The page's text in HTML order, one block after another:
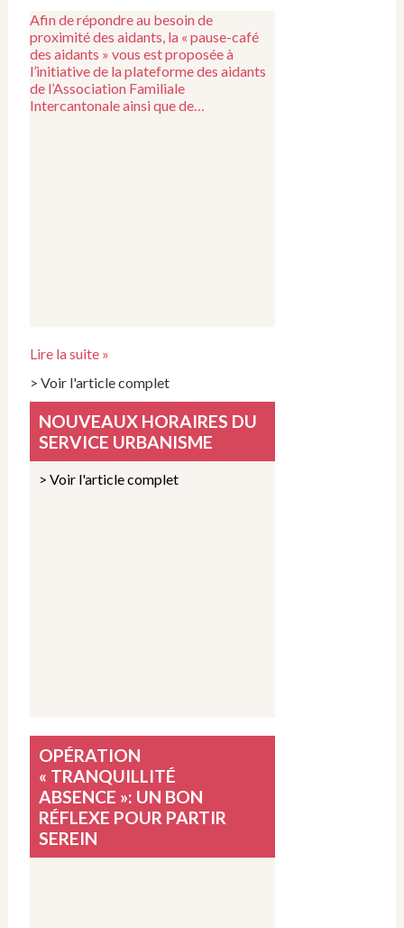
Afin de répondre au besoin de
proximité des aidants, la « pause-café
des aidants » vous est proposée à
l’initiative de la plateforme des aidants
de l’Association Familiale
Intercantonale ainsi que de…
Lire la suite »
> Voir l'article complet
NOUVEAUX HORAIRES DU
SERVICE URBANISME
> Voir l'article complet
OPÉRATION
« TRANQUILLITÉ
ABSENCE »: UN BON
RÉFLEXE POUR PARTIR
SEREIN